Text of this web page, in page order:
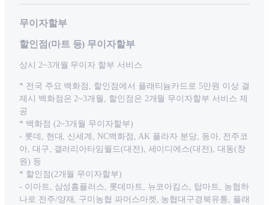
무이자할부
할인점(마트 등) 무이자할부
상시 2~3개월 무이자 할부 서비스
* 전국 주요 백화점, 할인점에서 플래티늄카드로 5만원 이상 결
제시 백화점은 2~3개월, 할인점은 2개월 무이자할부 서비스 제
공
* 백화점 (2~3개월 무이자할부)
- 롯데, 현대, 신세계, NC백화점, AK 플라자 분당, 동아, 전주코
아, 대구, 갤러리아타임월드(대전), 세이디에스(대전), 대동(창
원) 등
* 할인점(2개월 무이자할부)
- 이마트, 삼성홈플러스, 롯데마트, 뉴코아킴스, 탑마트, 농협하
나로 전주/양재, 구미농협 파머스마켓, 농협대구경북유통, 플래